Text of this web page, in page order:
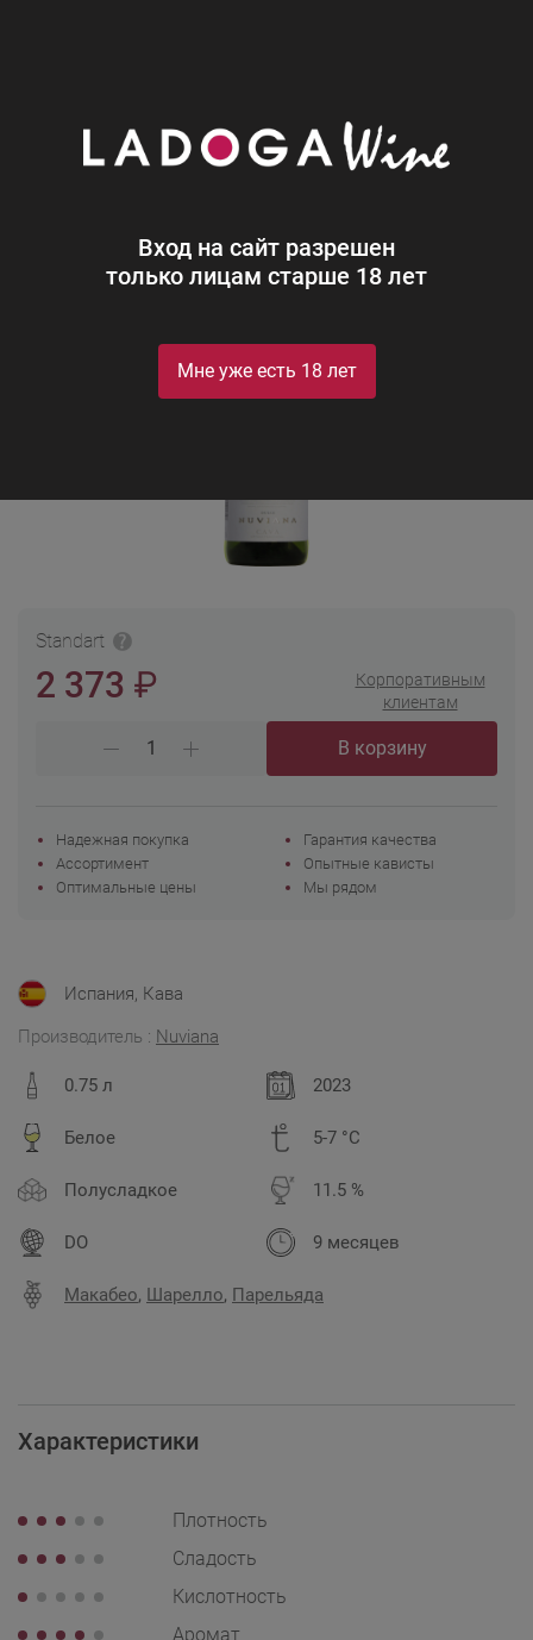
Вход на сайт разрешен
только лицам старше 18 лет
Мне уже есть 18 лет
Белое
Кава Нувиана Дульсе
Испания, Кава
Производитель : Nuviana
0.75 л 2023
Белое 5-7 °C
Полусладкое 11.5 %
DO 9 месяцев
Макабео, Шарелло, Парельяда
Standart
2 373 ₽
Корпоративным
клиентам
В корзину
Надежная покупка
Гарантия качества
Ассортимент
Опытные кависты
Оптимальные цены
Мы рядом
Характеристики
Плотность
Сладость
Кислотность
Аромат